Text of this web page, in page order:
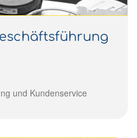
und Kundenservice